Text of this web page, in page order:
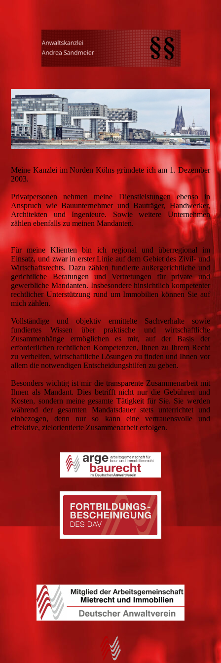
Meine Kanzlei im Norden Kölns gründete ich am 1. Dezember
2003.
Privatpersonen nehmen meine Dienstleistungen ebenso in
Anspruch wie Bauunternehmer und Bauträger, Handwerker,
Architekten und Ingenieure. Sowie weitere Unternehmen
zählen ebenfalls zu meinen Mandanten.
Für meine Klienten bin ich regional und überregional im
Einsatz, und zwar in erster Linie auf dem Gebiet des Zivil- und
Wirtschaftsrechts. Dazu zählen fundierte außergerichtliche und
gerichtliche Beratungen und Vertretungen für private und
gewerbliche Mandanten. Insbesondere hinsichtlich kompetenter
rechtlicher Unterstützung rund um Immobilien können Sie auf
mich zählen.
Vollständige und objektiv ermittelte Sachverhalte sowie
fundiertes Wissen über praktische und wirtschaftliche
Zusammenhänge ermöglichen es mir, auf der Basis der
erforderlichen rechtlichen Kompetenzen, Ihnen zu Ihrem Recht
zu verhelfen, wirtschaftliche Lösungen zu finden und Ihnen vor
allem die notwendigen Entscheidungshilfen zu geben.
Besonders wichtig ist mir die transparente Zusammenarbeit mit
Ihnen als Mandant. Dies betrifft nicht nur die Gebühren und
Kosten, sondern meine gesamte Tätigkeit für Sie. Sie werden
während der gesamten Mandatsdauer stets unterrichtet und
einbezogen, denn nur so kann eine vertrauensvolle und
effektive, zielorientierte Zusammenarbeit erfolgen.